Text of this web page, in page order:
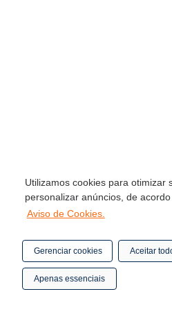
Utilizamos cookies para otimizar
personalizar anúncios, de
Aviso de Cookies.
Aceitar
Apenas essenciais
Gerenciar cookies